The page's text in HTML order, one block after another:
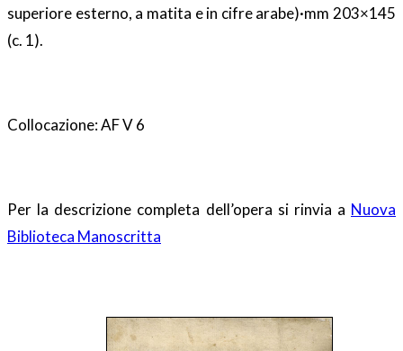
superiore esterno, a matita e in cifre arabe)·mm 203×145
(c. 1).
Collocazione: AF V 6
Per la descrizione completa dell’opera si rinvia a Nuova
Biblioteca Manoscritta